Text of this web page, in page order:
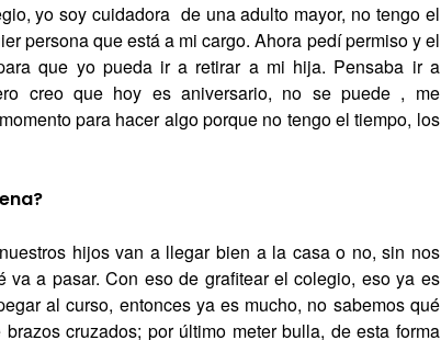
yo soy cuidadora de una adulto mayor, no tengo el
persona que está a mi cargo. Ahora pedí permiso y el
que yo pueda ir a retirar a mi hija. Pensaba ir a
creo que hoy es aniversario, no se puede , me
para hacer algo porque no tengo el tiempo, los
hijos van a llegar bien a la casa o no, sin nos
va a pasar. Con eso de grafitear el colegio, eso ya es
al curso, entonces ya es mucho, no sabemos qué
cruzados; por último meter bulla, de esta forma